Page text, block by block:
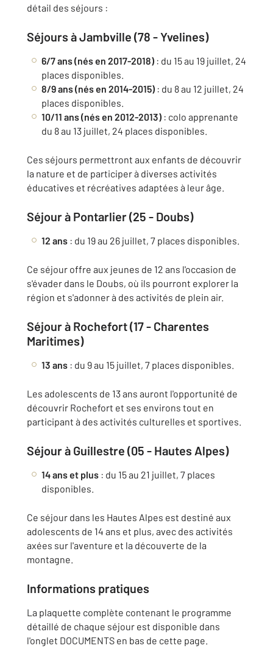
détail des séjours :
Séjours à Jambville (78 - Yvelines)
6/7 ans (nés en 2017-2018) : du 15 au 19 juillet, 24
places disponibles.
8/9 ans (nés en 2014-2015) : du 8 au 12 juillet, 24
places disponibles.
10/11 ans (nés en 2012-2013) : colo apprenante
du 8 au 13 juillet, 24 places disponibles.
Ces séjours permettront aux enfants de découvrir
la nature et de participer à diverses activités
éducatives et récréatives adaptées à leur âge.
Séjour à Pontarlier (25 - Doubs)
12 ans : du 19 au 26 juillet, 7 places disponibles.
Ce séjour offre aux jeunes de 12 ans l'occasion de
s'évader dans le Doubs, où ils pourront explorer la
région et s'adonner à des activités de plein air.
Séjour à Rochefort (17 - Charentes
Maritimes)
13 ans : du 9 au 15 juillet, 7 places disponibles.
Les adolescents de 13 ans auront l'opportunité de
découvrir Rochefort et ses environs tout en
participant à des activités culturelles et sportives.
Séjour à Guillestre (05 - Hautes Alpes)
14 ans et plus : du 15 au 21 juillet, 7 places
disponibles.
Ce séjour dans les Hautes Alpes est destiné aux
adolescents de 14 ans et plus, avec des activités
axées sur l'aventure et la découverte de la
montagne.
Informations pratiques
La plaquette complète contenant le programme
détaillé de chaque séjour est disponible dans
l'onglet DOCUMENTS en bas de cette page.